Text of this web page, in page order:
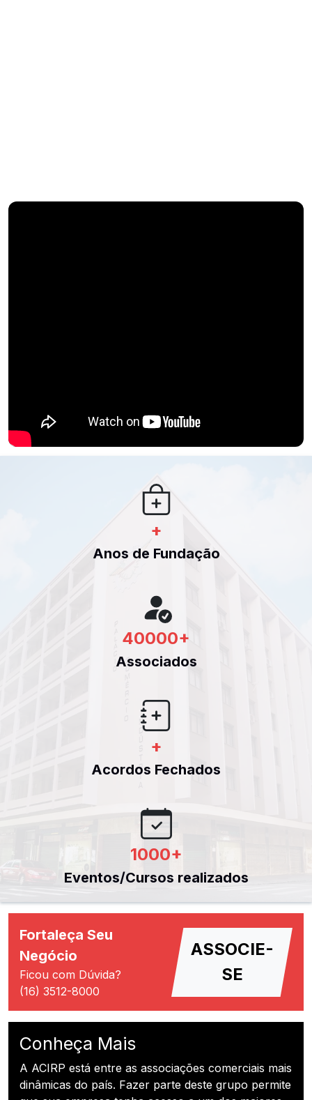
+
Anos de Fundação
40000+
Associados
+
Acordos Fechados
1000+
Eventos/Cursos realizados
Fortaleça Seu
Negócio
Ficou com Dúvida?
(16) 3512-8000
ASSOCIE-
SE
Conheça Mais
A ACIRP está entre as associações comerciais mais
dinâmicas do país. Fazer parte deste grupo permite